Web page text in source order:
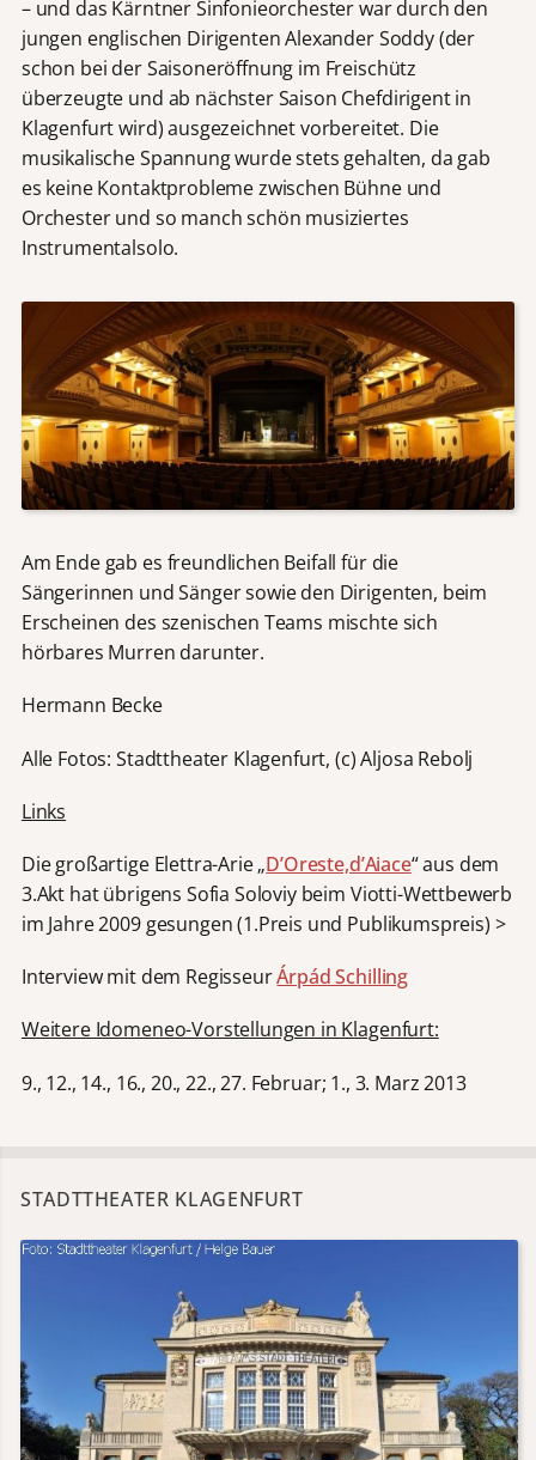
– und das Kärntner Sinfonieorchester war durch den
jungen englischen Dirigenten Alexander Soddy (der
schon bei der Saisoneröffnung im Freischütz
überzeugte und ab nächster Saison Chefdirigent in
Klagenfurt wird) ausgezeichnet vorbereitet. Die
musikalische Spannung wurde stets gehalten, da gab
es keine Kontaktprobleme zwischen Bühne und
Orchester und so manch schön musiziertes
Instrumentalsolo.
Am Ende gab es freundlichen Beifall für die
Sängerinnen und Sänger sowie den Dirigenten, beim
Erscheinen des szenischen Teams mischte sich
hörbares Murren darunter.
Hermann Becke
Alle Fotos: Stadttheater Klagenfurt, (c) Aljosa Rebolj
Links
Die großartige Elettra-Arie „D’Oreste,d’Aiace“ aus dem
3.Akt hat übrigens Sofia Soloviy beim Viotti-Wettbewerb
im Jahre 2009 gesungen (1.Preis und Publikumspreis) >
Interview mit dem RegisseurÁrpád Schilling
Weitere Idomeneo-Vorstellungen in Klagenfurt:
9., 12., 14., 16., 20., 22., 27. Februar; 1., 3. Marz 2013
STADTTHEATER KLAGENFURT